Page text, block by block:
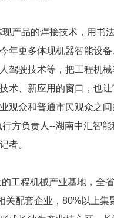
现产品的焊接技术，用书
年更多体现机器智能设
驾驶技术等，把工程机
术、新应用的窗口，也
观众和普通市民观众之
行方负责人--湖南中汇智
者。
工程机械产业基地，全
关配套企业，80%以上集